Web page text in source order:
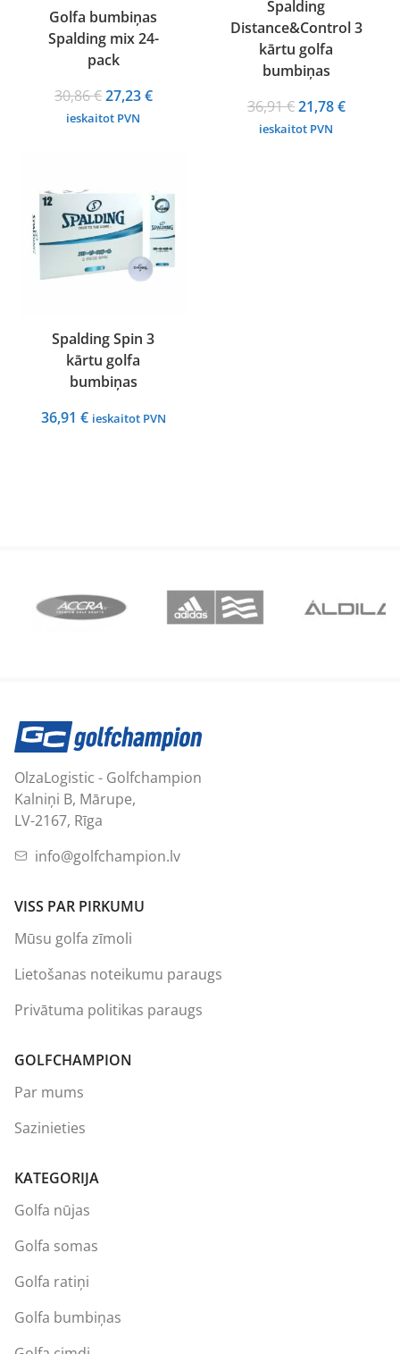
Golfa bumbiņas
Spalding mix 24-
pack
30,86€Original
price
27,23€Current
ieskaitot PVN
Spalding
Distance&Control 3
kārtu golfa
bumbiņas
36,91€Original
price
21,78€Current
ieskaitot PVN
Spalding Spin 3
kārtu golfa
bumbiņas
36,91 € ieskaitot PVN
OlzaLogistic - Golfchampion
Kalniņi B, Mārupe,
LV-2167, Rīga
info@golfchampion.lv
VISS PAR PIRKUMU
Mūsu golfa zīmoli
Lietošanas noteikumu paraugs
Privātuma politikas paraugs
GOLFCHAMPION
Par mums
Sazinieties
KATEGORIJA
Golfa nūjas
Golfa somas
Golfa ratiņi
Golfa bumbiņas